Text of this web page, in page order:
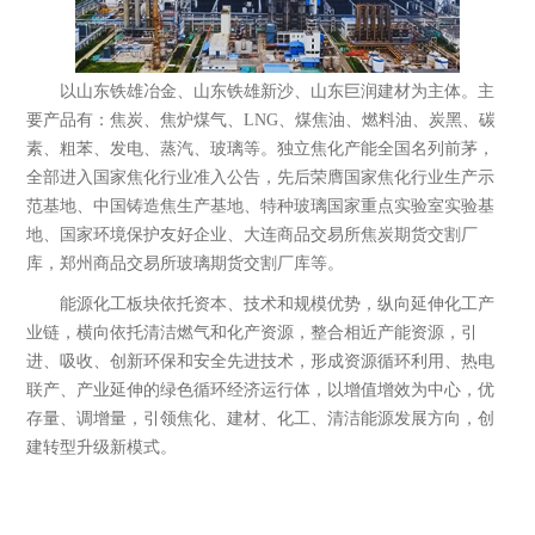
以山东铁雄冶金、山东铁雄新沙、山东巨润建材为主体。主
要产品有：焦炭、焦炉煤气、LNG、煤焦油、燃料油、炭黑、碳
素、粗苯、发电、蒸汽、玻璃等。独立焦化产能全国名列前茅，
全部进入国家焦化行业准入公告，先后荣膺国家焦化行业生产示
范基地、中国铸造焦生产基地、特种玻璃国家重点实验室实验基
地、国家环境保护友好企业、大连商品交易所焦炭期货交割厂
库，郑州商品交易所玻璃期货交割厂库等。
能源化工板块依托资本、技术和规模优势，纵向延伸化工产
业链，横向依托清洁燃气和化产资源，整合相近产能资源，引
进、吸收、创新环保和安全先进技术，形成资源循环利用、热电
联产、产业延伸的绿色循环经济运行体，以增值增效为中心，优
存量、调增量，引领焦化、建材、化工、清洁能源发展方向，创
建转型升级新模式。山东铁雄冶金科技有限公司